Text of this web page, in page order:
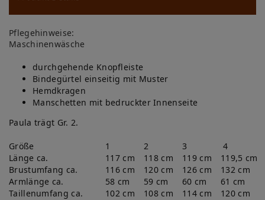
ch
lis
te
Pflegehinweise:
Maschinenwäsche
durchgehende Knopfleiste
Bindegürtel einseitig mit Muster
Hemdkragen
Manschetten mit bedruckter Innenseite
Paula trägt Gr. 2.
Größe 1 2 3
4
Länge ca.
117 cm 118 cm 119 cm
119,5 cm
Brustumfang ca.
116 cm 120 cm 126 cm
132 cm
Armlänge ca.
58 cm 59 cm 60 cm
61 cm
Taillenumfang ca.
102 cm 108 cm 114 cm 120 cm